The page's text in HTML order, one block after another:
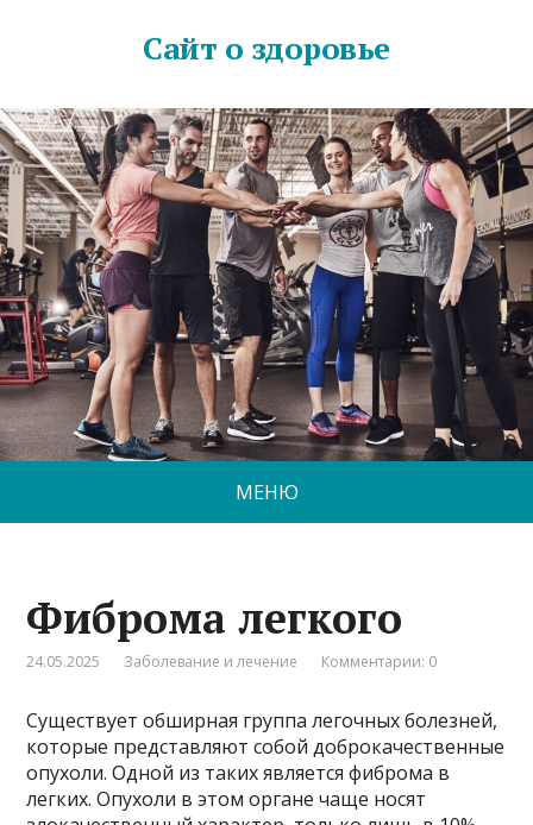
Сайт о здоровье
МЕНЮ
Фиброма легкого
24.05.2025 Заболевание и лечение Комментарии: 0
Существует обширная группа легочных болезней,
которые представляют собой доброкачественные
опухоли. Одной из таких является фиброма в
легких. Опухоли в этом органе чаще носят